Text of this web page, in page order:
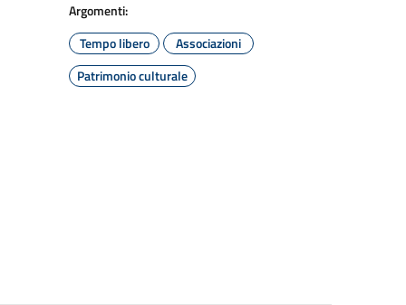
Argomenti:
Tempo libero
Associazioni
Patrimonio culturale